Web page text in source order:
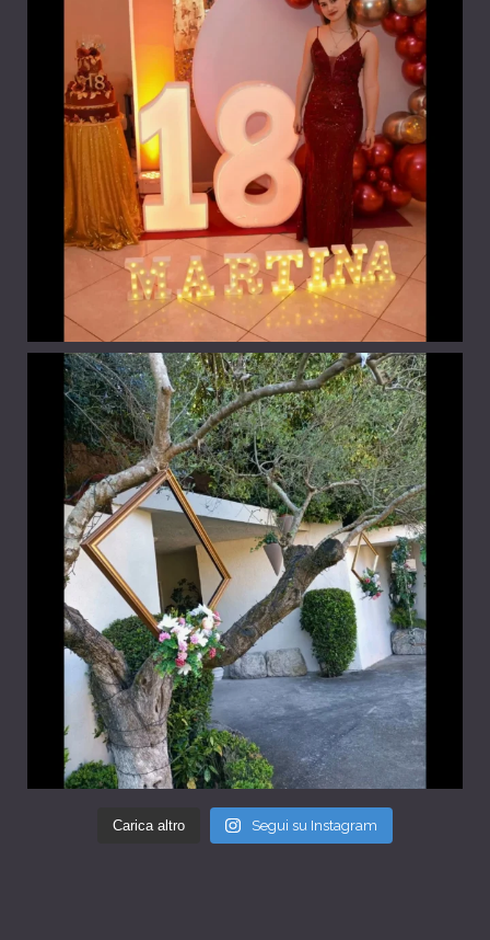
Carica altro Segui su Instagram